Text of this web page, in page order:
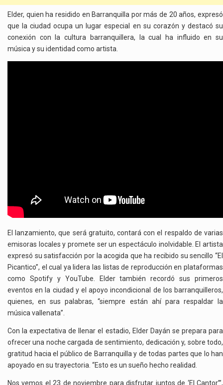
Elder, quien ha residido en Barranquilla por más de 20 años, expresó
que la ciudad ocupa un lugar especial en su corazón y destacó su
conexión con la cultura barranquillera, la cual ha influido en su
música y su identidad como artista.
El lanzamiento, que será gratuito, contará con el respaldo de varias
emisoras locales y promete ser un espectáculo inolvidable. El artista
expresó su satisfacción por la acogida que ha recibido su sencillo “El
Picantico”, el cual ya lidera las listas de reproducción en plataformas
como Spotify y YouTube. Elder también recordó sus primeros
eventos en la ciudad y el apoyo incondicional de los barranquilleros,
quienes, en sus palabras, “siempre están ahí para respaldar la
música vallenata”.
Con la expectativa de llenar el estadio, Elder Dayán se prepara para
ofrecer una noche cargada de sentimiento, dedicación y, sobre todo,
gratitud hacia el público de Barranquilla y de todas partes que lo han
apoyado en su trayectoria. “Esto es un sueño hecho realidad.
Nos vemos el 23 de noviembre para disfrutar juntos de ‘El Cantor’”,